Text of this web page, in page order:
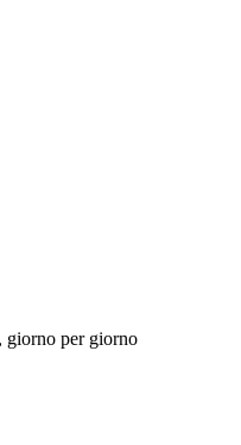
giorno per giorno